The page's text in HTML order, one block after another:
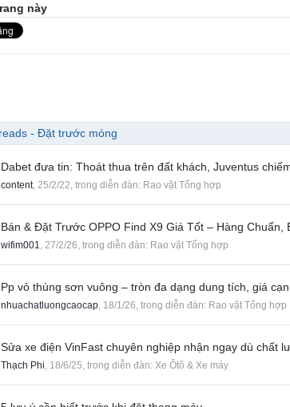
này
- Đặt trước móng
Dabet đưa tin: Thoát thua trên đất khách, Juventus
content, 25/2/22, trong diễn đàn: Rao vặt Tổng hợp
Bán & Đặt Trước OPPO Find X9 Giá Tốt – Hàng Chuẩn,
wifim001, 27/2/26, trong diễn đàn: Rao vặt Tổng hợp
Pp vỏ thùng sơn vuông – tròn đa dạng dung tích, giá
nhuachatluongcaocap, 18/1/26, trong diễn đàn: Rao vặt Tổng hợp
Sửa xe điện VinFast chuyên nghiệp nhận ngay dù chất
Thạch Phi, 18/6/25, trong diễn đàn: Xe Ôtô & Xe máy